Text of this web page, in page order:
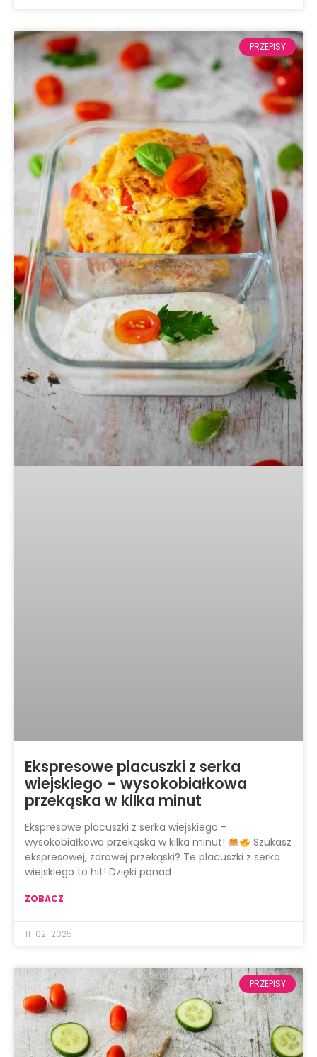
PRZEPISY
Ekspresowe placuszki z serka
wiejskiego – wysokobiałkowa
przekąska w kilka minut
Ekspresowe placuszki z serka wiejskiego –
wysokobiałkowa przekąska w kilka minut!
Szukasz
ekspresowej, zdrowej przekąski? Te placuszki z serka
wiejskiego to hit! Dzięki ponad
ZOBACZ
11-02-2025
PRZEPISY